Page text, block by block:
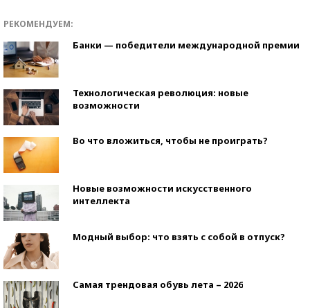
РЕКОМЕНДУЕМ:
Банки — победители международной премии
Технологическая революция: новые
возможности
Во что вложиться, чтобы не проиграть?
Новые возможности искусственного
интеллекта
Модный выбор: что взять с собой в отпуск?
Самая трендовая обувь лета – 2026